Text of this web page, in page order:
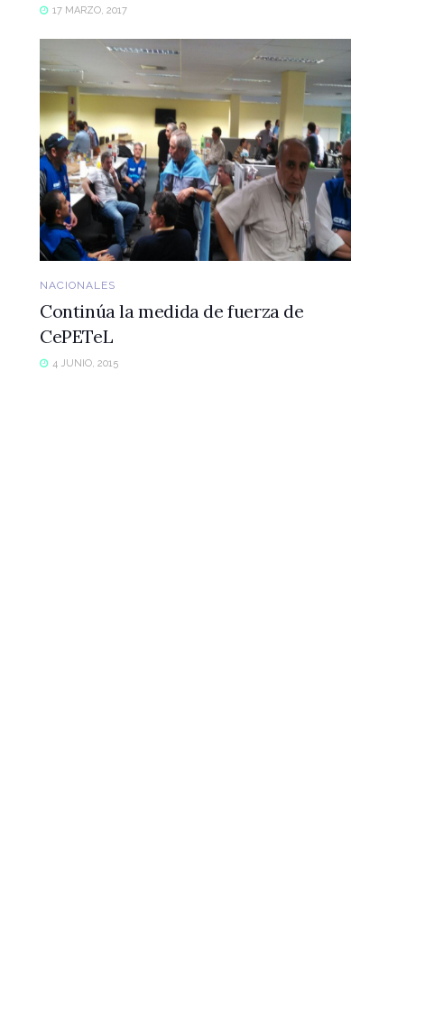
17 MARZO, 2017
NACIONALES
Continúa la medida de fuerza de
CePETeL
4 JUNIO, 2015